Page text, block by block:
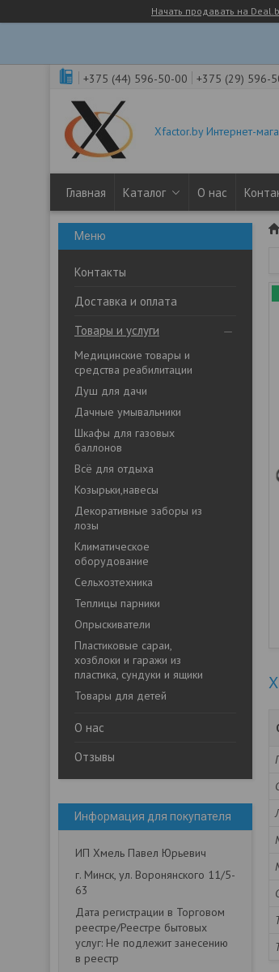
Начать продавать на
+375 (44) 596-50-00 +375 (29) 596-
Xfactor.by Интернет-
Главная Каталог О нас
Контакты
Доставка и оплата
Товары и услуги
Медицинские товары и
средства реабилитации
Душ для дачи
Дачные умывальники
Шкафы для газовых
баллонов
Всё для отдыха
Козырьки,навесы
Декоративные заборы из
лозы
Климатическое
оборудование
Сельхозтехника
Теплицы парники
Опрыскиватели
Пластиковые сараи,
хозблоки и гаражи из
пластика, сундуки и ящики
Товары для детей
О нас
Отзывы
Информация для покупателя
ИП Хмель Павел Юрьевич
г. Минск, ул. Воронянского 11/5-
63
Дата регистрации в Торговом
реестре/Реестре бытовых
услуг: Не подлежит занесению
в реестр